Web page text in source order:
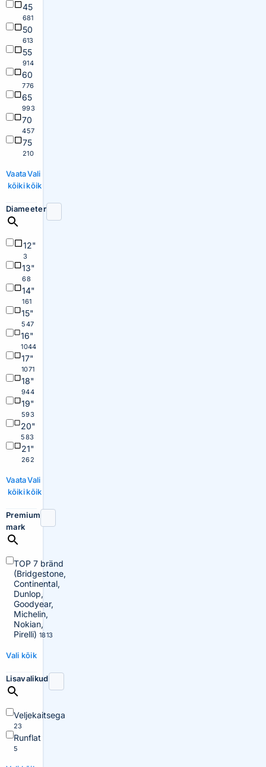
45
681
50
613
55
914
60
776
65
993
70
457
75
210
Vaata
kõiki
Vali
kõik
Diameeter
12"
3
13"
68
14"
161
15"
547
16"
1044
17"
1071
18"
944
19"
593
20"
583
21"
262
Vaata
kõiki
Vali
kõik
Premium
mark
TOP 7 bränd
(Bridgestone,
Continental,
Dunlop,
Goodyear,
Michelin,
Nokian,
Pirelli) 1813
Vali kõik
Lisavalikud
Veljekaitsega
23
Runflat
5